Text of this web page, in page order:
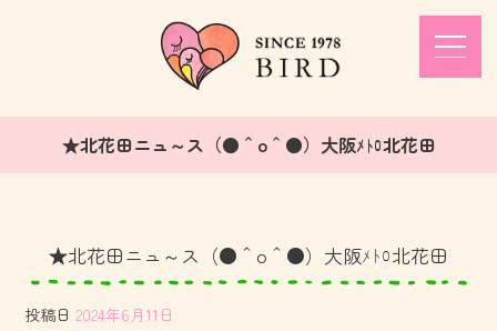
★北花田ニュ～ス（●＾o＾●）大阪ﾒﾄﾛ北花田
★北花田ニュ～ス（●＾o＾●）大阪ﾒﾄﾛ北花田
投稿日 2024年6月11日